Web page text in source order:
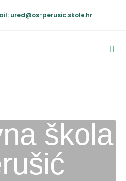
ured@os-perusic.skole.hr
škola